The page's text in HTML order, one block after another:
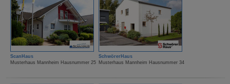
ScanHaus
Musterhaus Mannheim Hausnummer 25
SchwörerHaus
Musterhaus Mannheim Hausnummer 34